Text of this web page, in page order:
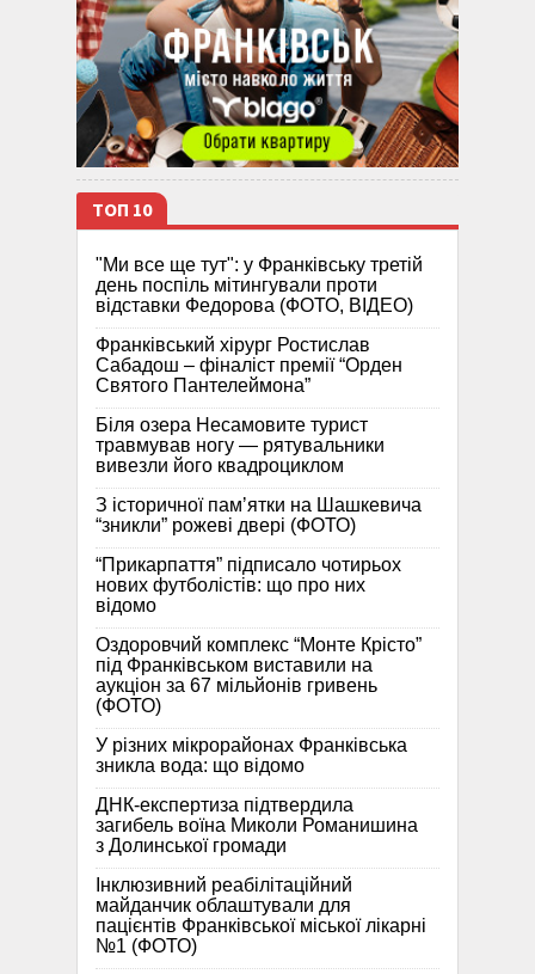
ТОП 10
"Ми все ще тут": у Франківську третій
день поспіль мітингували проти
відставки Федорова (ФОТО, ВІДЕО)
Франківський хірург Ростислав
Сабадош – фіналіст премії “Орден
Святого Пантелеймона”
Біля озера Несамовите турист
травмував ногу — рятувальники
вивезли його квадроциклом
З історичної памʼятки на Шашкевича
“зникли” рожеві двері (ФОТО)
“Прикарпаття” підписало чотирьох
нових футболістів: що про них
відомо
Оздоровчий комплекс “Монте Крісто”
під Франківськом виставили на
аукціон за 67 мільйонів гривень
(ФОТО)
У різних мікрорайонах Франківська
зникла вода: що відомо
ДНК-експертиза підтвердила
загибель воїна Миколи Романишина
з Долинської громади
Інклюзивний реабілітаційний
майданчик облаштували для
пацієнтів Франківської міської лікарні
№1 (ФОТО)